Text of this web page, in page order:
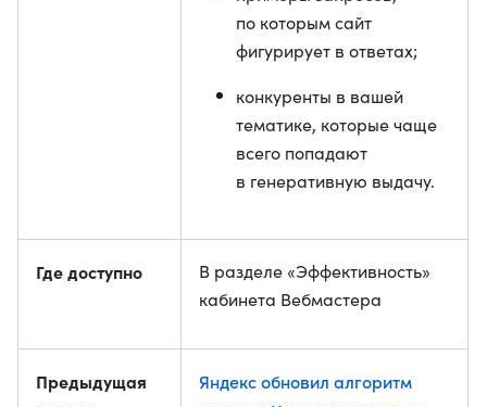
по которым сайт
фигурирует в ответах;
конкуренты в вашей
тематике, которые чаще
всего попадают
в генеративную выдачу.
Где доступно
В разделе «Эффективность»
кабинета Вебмастера
Предыдущая
Яндекс обновил алгоритм